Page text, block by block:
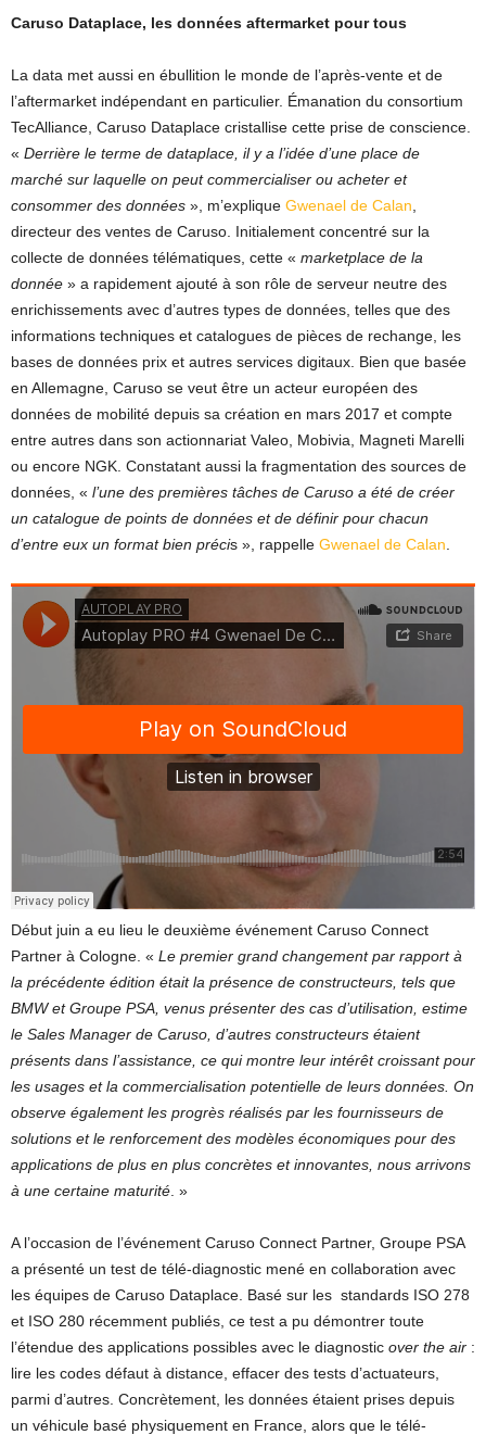
Caruso Dataplace, les données aftermarket pour tous
La data met aussi en ébullition le monde de l’après-vente et de
l’aftermarket indépendant en particulier. Émanation du consortium
TecAlliance, Caruso Dataplace cristallise cette prise de conscience.
« Derrière le terme de dataplace, il y a l’idée d’une place de
marché sur laquelle on peut commercialiser ou acheter et
consommer des données », m’explique Gwenael de Calan
directeur des ventes de Caruso. Initialement concentré sur la
collecte de données télématiques, cette « marketplace de la
donnée » a rapidement ajouté à son rôle de serveur neutre des
enrichissements avec d’autres types de données, telles que des
informations techniques et catalogues de pièces de rechange, les
bases de données prix et autres services digitaux. Bien que basée
en Allemagne, Caruso se veut être un acteur européen des
données de mobilité depuis sa création en mars 2017 et compte
entre autres dans son actionnariat Valeo, Mobivia, Magneti Marelli
ou encore NGK. Constatant aussi la fragmentation des sources de
données, « l’une des premières tâches de Caruso a été de créer
un catalogue de points de données et de définir pour chacun
d’entre eux un format bien précis », rappelle Gwenael de Calan
Début juin a eu lieu le deuxième événement Caruso Connect
Partner à Cologne. « Le premier grand changement par rapport à
la précédente édition était la présence de constructeurs, tels que
BMW et Groupe PSA, venus présenter des cas d’utilisation, estime
le Sales Manager de Caruso, d’autres constructeurs étaient
présents dans l’assistance, ce qui montre leur intérêt croissant pour
les usages et la commercialisation potentielle de leurs données. On
observe également les progrès réalisés par les fournisseurs de
solutions et le renforcement des modèles économiques pour des
applications de plus en plus concrètes et innovantes, nous arrivons
à une certaine maturité . »
A l’occasion de l’événement Caruso Connect Partner, Groupe PSA
a présenté un test de télé-diagnostic mené en collaboration avec
les équipes de Caruso Dataplace. Basé sur les standards ISO 278
et ISO 280 récemment publiés, ce test a pu démontrer toute
l’étendue des applications possibles avec le diagnostic over the air :
lire les codes défaut à distance, effacer des tests d’actuateurs,
parmi d’autres. Concrètement, les données étaient prises depuis
un véhicule basé physiquement en France, alors que le télé-